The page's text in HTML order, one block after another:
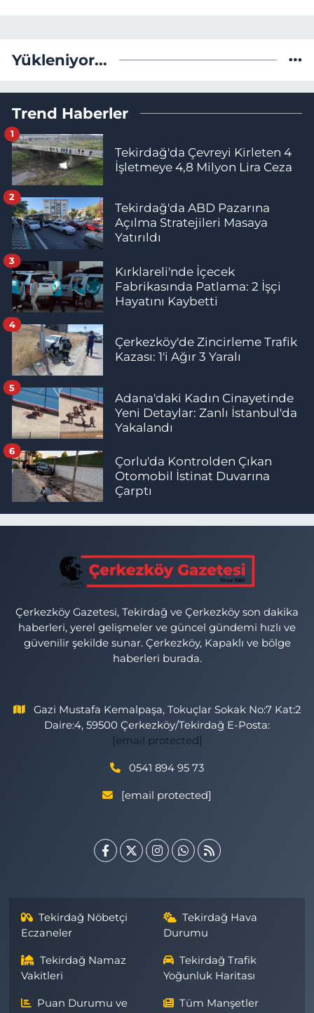
Yükleniyor...
Trend Haberler
Tekirdağ'da Çevreyi Kirleten 4
İşletmeye 4,8 Milyon Lira Ceza
1
Tekirdağ'da ABD Pazarına
Açılma Stratejileri Masaya
Yatırıldı
2
Kırklareli'nde İçecek
Fabrikasında Patlama: 2 İşçi
Hayatını Kaybetti
3
Çerkezköy'de Zincirleme Trafik
Kazası: 1'i Ağır 3 Yaralı
4
Adana'daki Kadın Cinayetinde
Yeni Detaylar: Zanlı İstanbul'da
Yakalandı
5
Çorlu'da Kontrolden Çıkan
Otomobil İstinat Duvarına
Çarptı
6
Çerkezköy Gazetesi, Tekirdağ ve Çerkezköy son dakika
haberleri, yerel gelişmeler ve güncel gündemi hızlı ve
güvenilir şekilde sunar. Çerkezköy, Kapaklı ve bölge
haberleri burada.
Gazi Mustafa Kemalpaşa, Tokuçlar Sokak No:7 Kat:2
Daire:4, 59500 Çerkezköy/Tekirdağ E-Posta:
[email protected]
0541 894 95 73
[email protected]
Tekirdağ Nöbetçi
Eczaneler
Tekirdağ Hava
Durumu
Tekirdağ Namaz
Vakitleri
Tekirdağ Trafik
Yoğunluk Haritası
Puan Durumu ve
Tüm Manşetler